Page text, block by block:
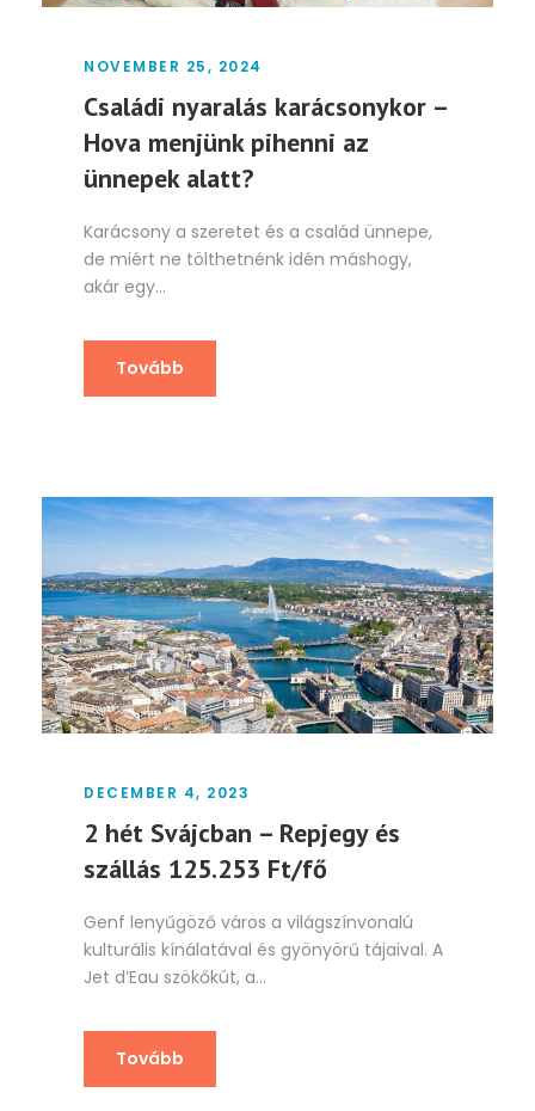
NOVEMBER 25, 2024
Családi nyaralás karácsonykor –
Hova menjünk pihenni az
ünnepek alatt?
Karácsony a szeretet és a család ünnepe,
de miért ne tölthetnénk idén máshogy,
akár egy...
Tovább
DECEMBER 4, 2023
2 hét Svájcban – Repjegy és
szállás 125.253 Ft/fő
Genf lenyűgöző város a világszínvonalú
kulturális kínálatával és gyönyörű tájaival. A
Jet d’Eau szökőkút, a...
Tovább